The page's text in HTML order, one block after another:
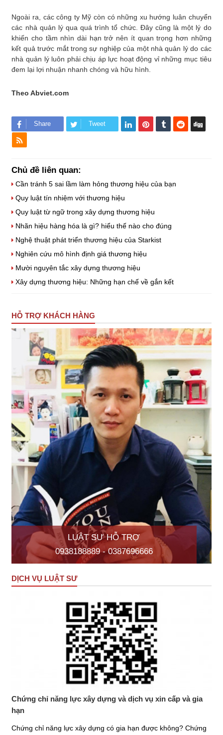
Ngoài ra, các công ty Mỹ còn có những xu hướng luân chuyển
các nhà quản lý qua quá trình tổ chức. Đây cũng là một lý do
khiến cho tầm nhìn dài hạn trở nên ít quan trọng hơn những
kết quả trước mắt trong sự nghiệp của một nhà quản lý do các
nhà quản lý luôn phải chịu áp lực hoạt động vỉ những mục tiêu
đem lại lợi nhuận nhanh chóng và hữu hình.
Theo Abviet.com
Share Tweet
Chủ đề liên quan:
Cần tránh 5 sai lầm làm hỏng thương hiệu của bạn
Quy luật tín nhiệm với thương hiệu
Quy luật từ ngữ trong xây dựng thương hiệu
Nhãn hiệu hàng hóa là gì? hiểu thế nào cho đúng
Nghệ thuật phát triển thương hiệu của Starkist
Nghiên cứu mô hình định giá thương hiệu
Mười nguyên tắc xây dựng thương hiệu
Xây dựng thương hiệu: Những hạn chế về gắn kết
HỖ TRỢ KHÁCH HÀNG
LUẬT SƯ HỖ TRỢ
0938188889 - 0387696666
DỊCH VỤ LUẬT SƯ
Chứng chỉ năng lực xây dựng và dịch vụ xin cấp và gia
hạn
Chứng chỉ năng lực xây dựng có gia hạn được không? Chứng